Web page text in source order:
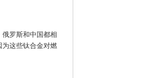
罗斯和中国都相
为这些钛合金对燃